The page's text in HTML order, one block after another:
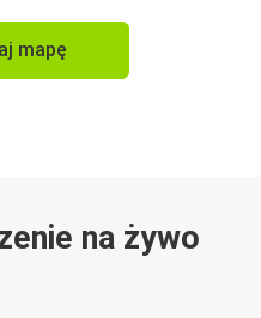
mapę
na żywo